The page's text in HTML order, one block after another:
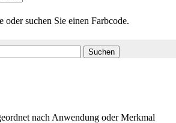
oder suchen Sie einen Farbcode.
Suchen
nach Anwendung oder Merkmal